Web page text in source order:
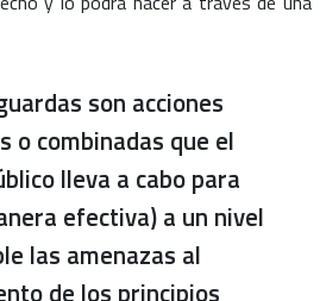
son acciones
o combinadas que el
lleva a cabo para
efectiva) a un nivel
las amenazas al
de los principios